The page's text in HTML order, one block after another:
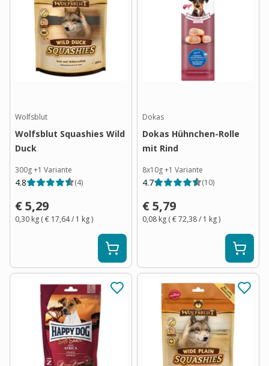
Wolfsblut
Wolfsblut Squashies Wild
Duck
300g+1 Variante
4.8 (4)
€ 5,29
0,30 kg (€ 17,64/ 1 kg)
Dokas
Dokas Hühnchen-Rolle
mit Rind
8x10g+1 Variante
4.7 (10)
€ 5,79
0,08 kg (€ 72,38/ 1 kg)